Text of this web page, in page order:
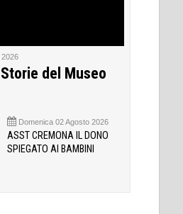
2026
del Museo
Domenica 02 Agosto 2026
ASST CREMONA IL DONO
SPIEGATO AI BAMBINI